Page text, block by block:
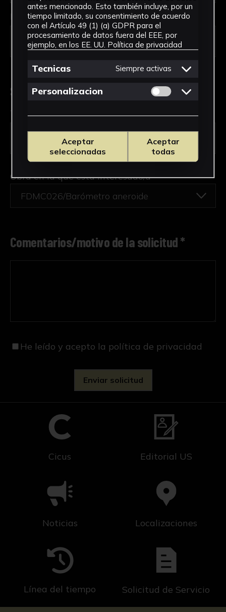
País *
Solicitud de Servicio
Tipo de solicitud *
Obra en la que está interesado/a*
FDMC026/Barómetro aneroide
Comentarios/motivo de la solicitud *
He leído y acepto la política de privacidad
Cicus Editorial US
Noticias Localizaciones
Línea del tiempo Solicitud de Servicio
antes mencionado. Esto también incluye, por un
tiempo limitado, su consentimiento de acuerdo
con el Artículo 49 (1) (a) GDPR para el
procesamiento de datos fuera del EEE, por
ejemplo, en los EE. UU. Política de privacidad
Tecnicas Siempre activas
Personalizacion Permitir cookies
Aceptar
seleccionadas
Aceptar
todas